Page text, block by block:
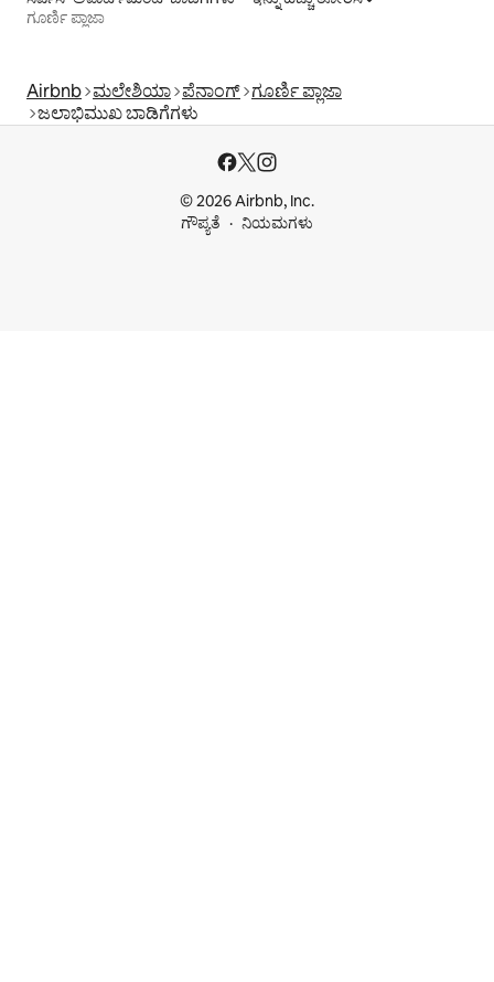
ಗೂರ್ಣಿ ಪ್ಲಾಜಾ
Airbnb ಮಲೇಶಿಯಾ ಪೆನಾಂಗ್ ಗೂರ್ಣಿ ಪ್ಲಾಜಾ
ಜಲಾಭಿಮುಖ ಬಾಡಿಗೆಗಳು
© 2026 Airbnb, Inc.
ಗೌಪ್ಯತೆ
ನಿಯಮಗಳು